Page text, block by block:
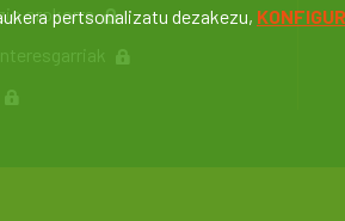
orokorra
pertsonalizatu dezakezu,